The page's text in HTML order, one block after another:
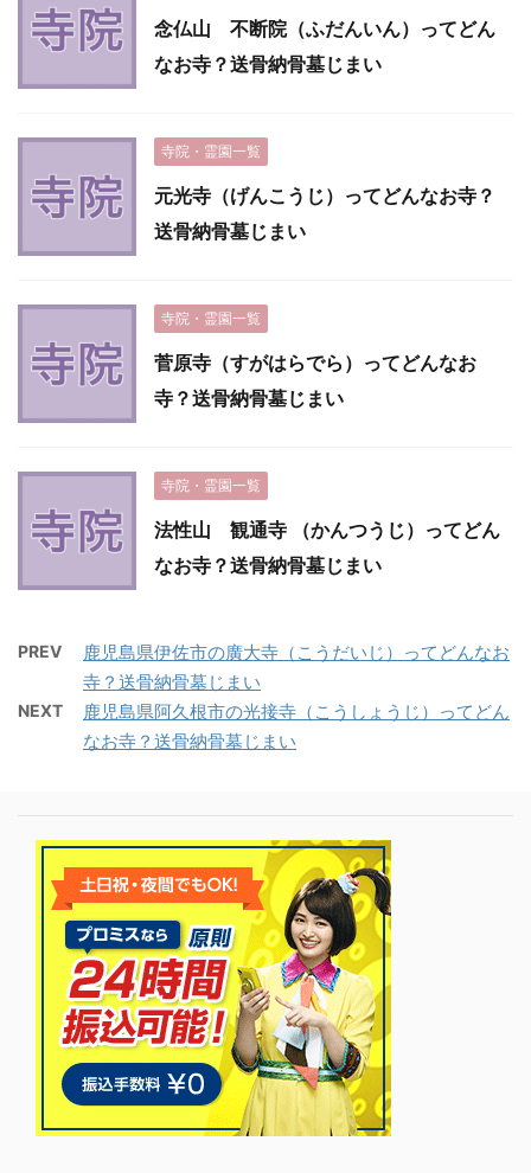
念仏山 不断院（ふだんいん）ってどん
なお寺？送骨納骨墓じまい
寺院・霊園一覧
元光寺（げんこうじ）ってどんなお寺？
送骨納骨墓じまい
寺院・霊園一覧
菅原寺（すがはらでら）ってどんなお
寺？送骨納骨墓じまい
寺院・霊園一覧
法性山 観通寺 （かんつうじ）ってどん
なお寺？送骨納骨墓じまい
PREV
鹿児島県伊佐市の廣大寺（こうだいじ）ってどんなお
寺？送骨納骨墓じまい
NEXT
鹿児島県阿久根市の光接寺（こうしょうじ）ってどん
なお寺？送骨納骨墓じまい